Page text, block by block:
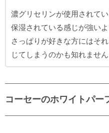
濃グリセリンが使用されて
保湿されている感じが強いよ
さっぱりが好きな方にはそ
じてしまうのかも知れません
コーセーのホワイトパー